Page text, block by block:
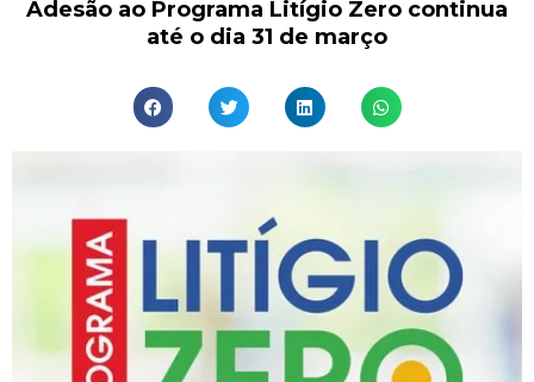
Adesão ao Programa Litígio Zero continua
até o dia 31 de março